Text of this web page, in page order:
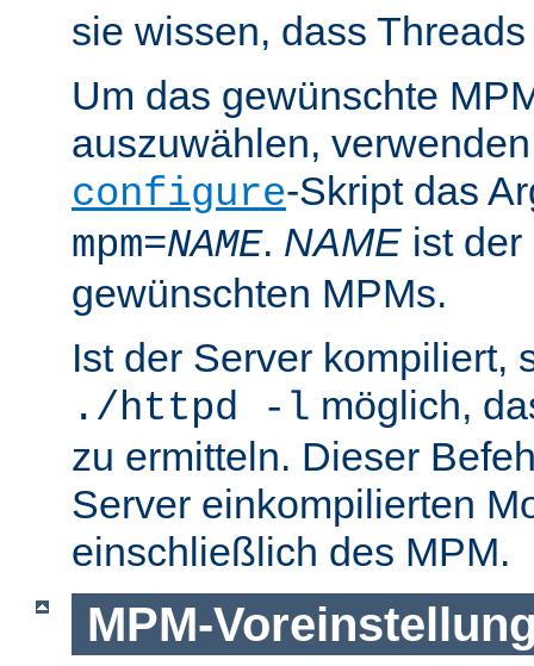
sie wissen, dass
Um das gewünschte
auszuwählen,
configure-Skript das
mpm=NAME. NAME ist
gewünschten MPMs.
Ist der Server kompiliert,
./httpd -l möglich,
zu ermitteln. Dieser
Server einkompilierten
einschließlich des MPM.
MPM-